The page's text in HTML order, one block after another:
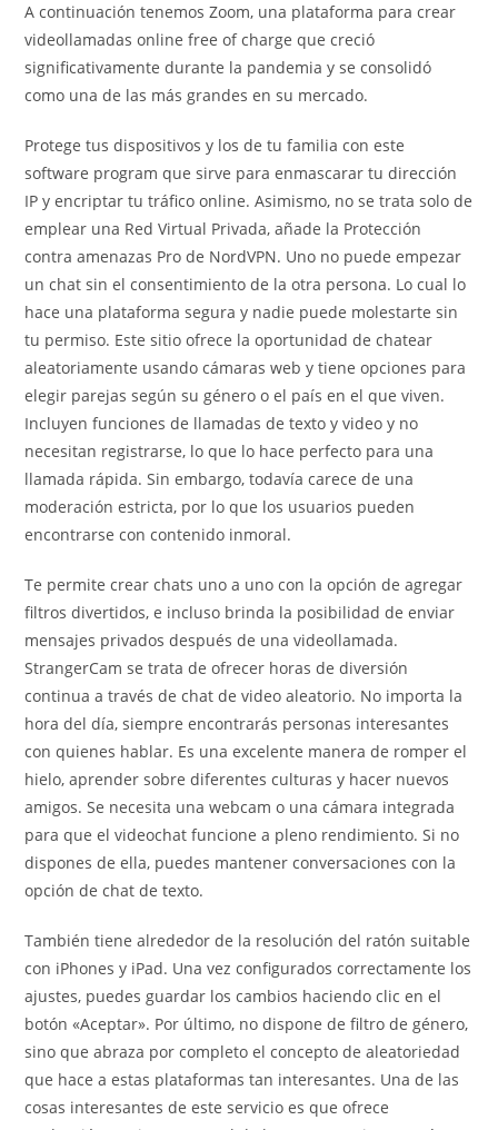
A continuación tenemos Zoom, una plataforma para crear
videollamadas online free of charge que creció
significativamente durante la pandemia y se consolidó
como una de las más grandes en su mercado.
Protege tus dispositivos y los de tu familia con este
software program que sirve para enmascarar tu dirección
IP y encriptar tu tráfico online. Asimismo, no se trata solo de
emplear una Red Virtual Privada, añade la Protección
contra amenazas Pro de NordVPN. Uno no puede empezar
un chat sin el consentimiento de la otra persona. Lo cual lo
hace una plataforma segura y nadie puede molestarte sin
tu permiso. Este sitio ofrece la oportunidad de chatear
aleatoriamente usando cámaras web y tiene opciones para
elegir parejas según su género o el país en el que viven.
Incluyen funciones de llamadas de texto y video y no
necesitan registrarse, lo que lo hace perfecto para una
llamada rápida. Sin embargo, todavía carece de una
moderación estricta, por lo que los usuarios pueden
encontrarse con contenido inmoral.
Te permite crear chats uno a uno con la opción de agregar
filtros divertidos, e incluso brinda la posibilidad de enviar
mensajes privados después de una videollamada.
StrangerCam se trata de ofrecer horas de diversión
continua a través de chat de video aleatorio. No importa la
hora del día, siempre encontrarás personas interesantes
con quienes hablar. Es una excelente manera de romper el
hielo, aprender sobre diferentes culturas y hacer nuevos
amigos. Se necesita una webcam o una cámara integrada
para que el videochat funcione a pleno rendimiento. Si no
dispones de ella, puedes mantener conversaciones con la
opción de chat de texto.
También tiene alrededor de la resolución del ratón suitable
con iPhones y iPad. Una vez configurados correctamente los
ajustes, puedes guardar los cambios haciendo clic en el
botón «Aceptar». Por último, no dispone de filtro de género,
sino que abraza por completo el concepto de aleatoriedad
que hace a estas plataformas tan interesantes. Una de las
cosas interesantes de este servicio es que ofrece